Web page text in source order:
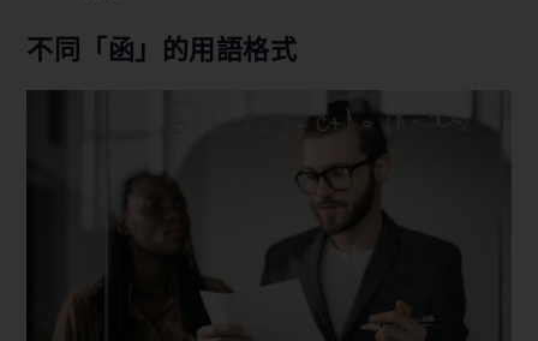
不同「函」的用語格式